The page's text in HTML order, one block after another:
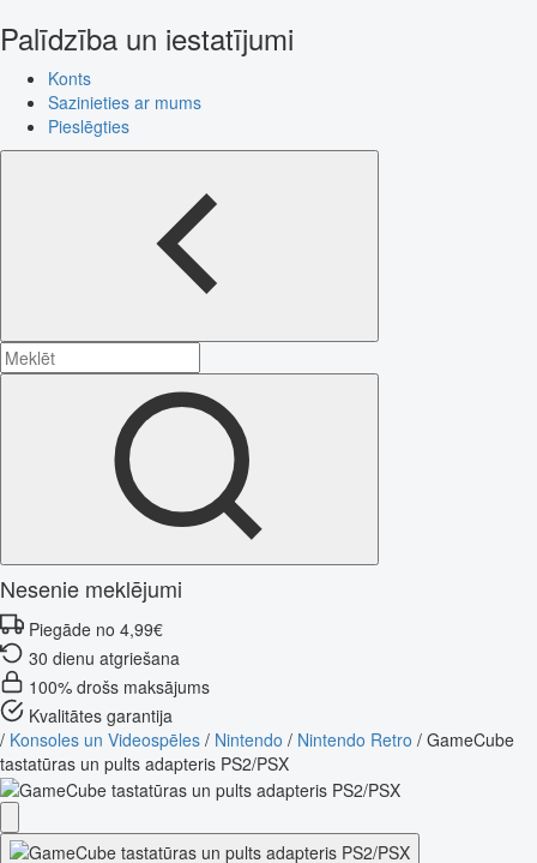
Palīdzība un iestatījumi
Konts
Sazinieties ar mums
Pieslēgties
Nesenie meklējumi
Piegāde no 4,99€
30 dienu atgriešana
100% drošs maksājums
Kvalitātes garantija
/ Konsoles un Videospēles / Nintendo / Nintendo Retro / GameCube
tastatūras un pults adapteris PS2/PSX